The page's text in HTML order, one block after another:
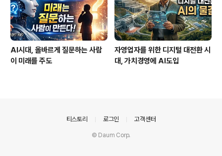
AI시대, 올바르게 질문하는 사람
이 미래를 주도
자영업자를 위한 디지털 대전환 시
대, 가치경영에 AI도입
티스토리 로그인 고객센터
© Daum Corp.